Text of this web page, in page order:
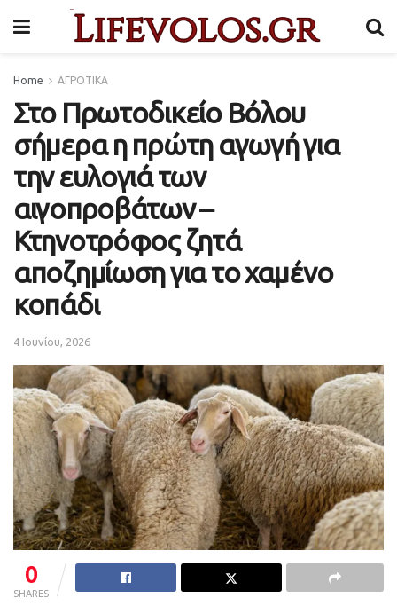
Home ΑΓΡΟΤΙΚΑ
Στο Πρωτοδικείο Βόλου
σήμερα η πρώτη αγωγή για
την ευλογιά των
αιγοπροβάτων –
Κτηνοτρόφος ζητά
αποζημίωση για το χαμένο
κοπάδι
4 Ιουνίου, 2026
0
SHARES